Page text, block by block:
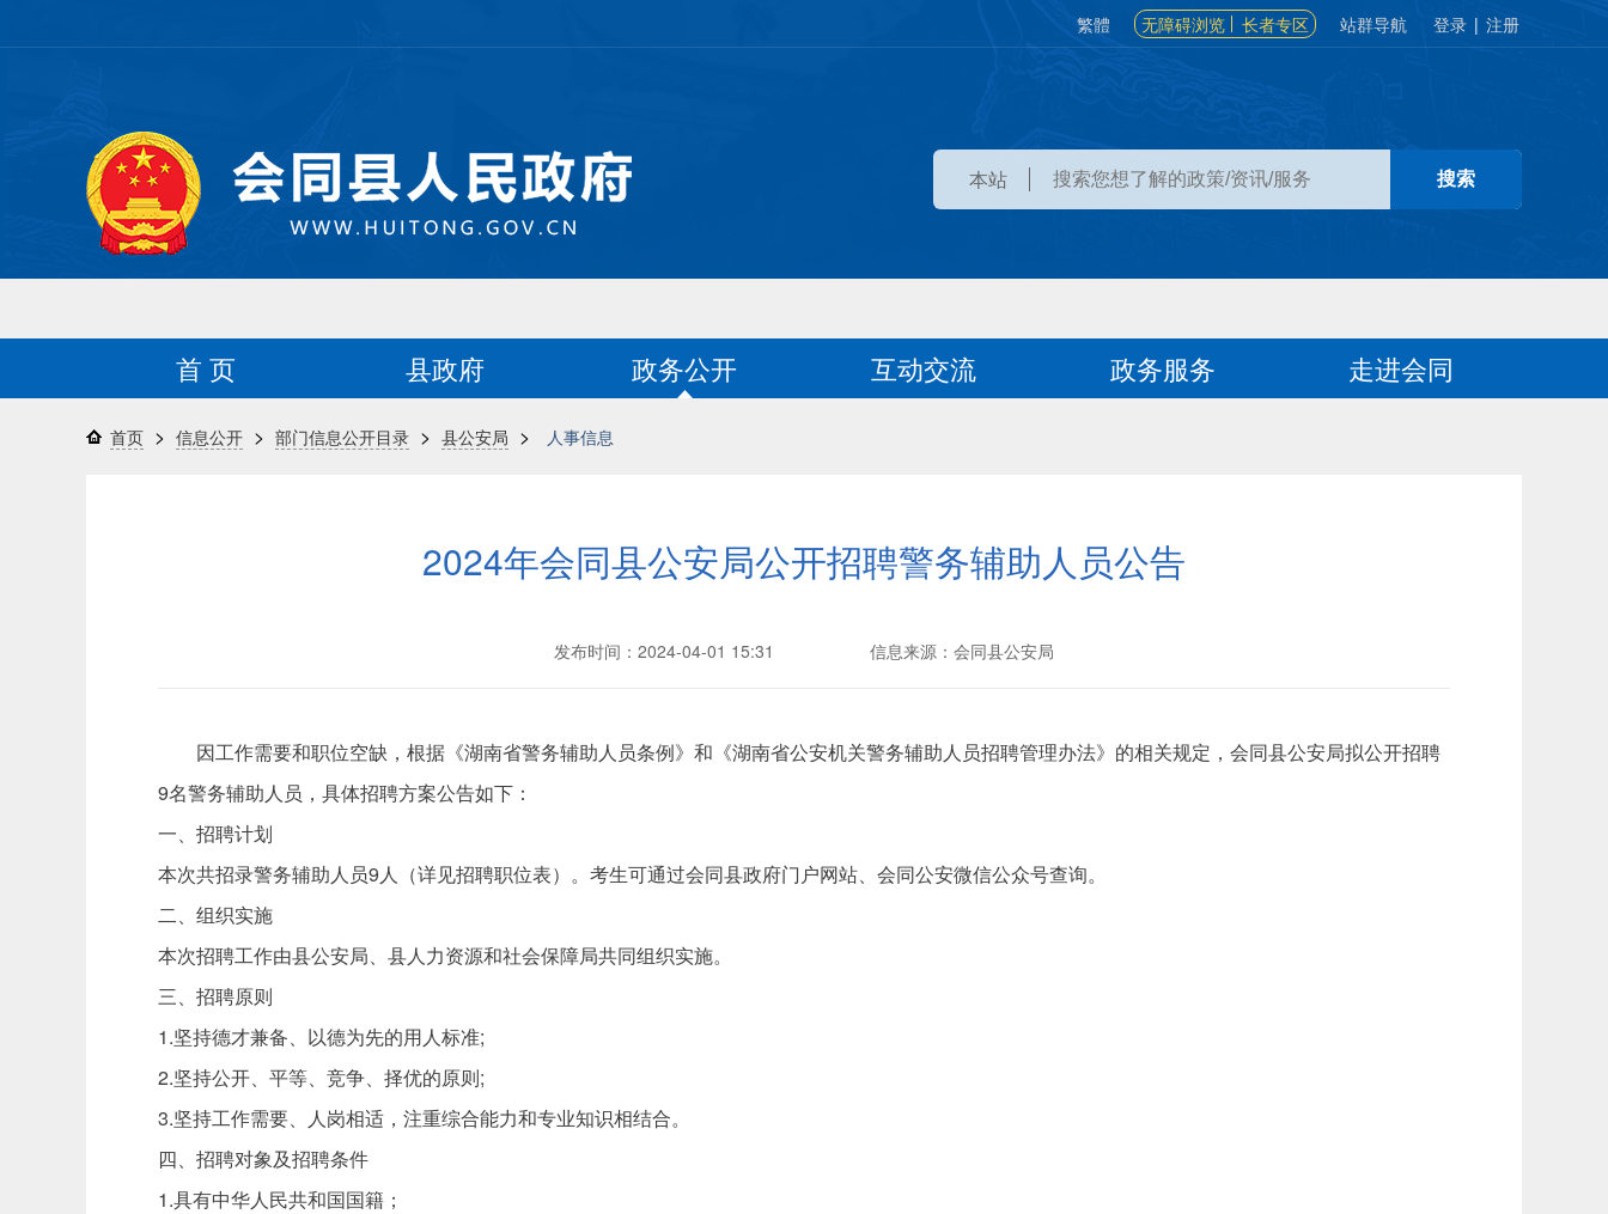
繁體 无障碍浏览 长者专区 站群导航 登录 | 注册
本站
首 页 县政府 政务公开 互动交流 政务服务 走进会同
首页 > 信息公开 > 部门信息公开目录 > 县公安局 > 人事信息
2024年会同县公安局公开招聘警务辅助人员公告
发布时间：2024-04-01 15:31 信息来源：会同县公安局
因工作需要和职位空缺，根据《湖南省警务辅助人员条例》和《湖南省公安机关警务辅助人员招聘管理办法》的相关规定，会同县公安局拟公开招聘
9名警务辅助人员，具体招聘方案公告如下：
一、招聘计划
本次共招录警务辅助人员9人（详见招聘职位表）。考生可通过会同县政府门户网站、会同公安微信公众号查询。
二、组织实施
本次招聘工作由县公安局、县人力资源和社会保障局共同组织实施。
三、招聘原则
1.坚持德才兼备、以德为先的用人标准;
2.坚持公开、平等、竞争、择优的原则;
3.坚持工作需要、人岗相适，注重综合能力和专业知识相结合。
四、招聘对象及招聘条件
1.具有中华人民共和国国籍；